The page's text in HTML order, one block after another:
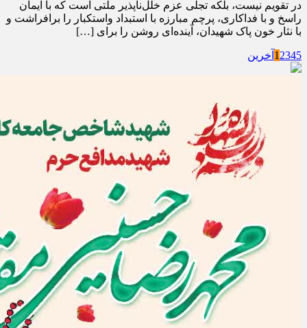
در تقویم نیست، بلکه تجلی عزم خلل‌ناپذیر ملتی است که با ایمان
راسخ و با فداکاری، پرچم مبارزه با استبداد واستکبار را برافراشت و
با نثار خون پاک شهیدان، آینده‌ای روشن را برای […]
1 2345 آخرین